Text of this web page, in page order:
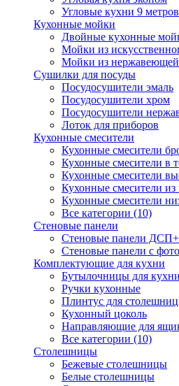
Угловые кухни 9 метров
Кухонные мойки
Двойные кухонные
Мойки из
Мойки из нержавеющей
Сушилки для посуды
Посудосушители эмаль
Посудосушители хром
Посудосушители
Лоток для приборов
Кухонные смесители
Кухонные смесители
Кухонные смесители в
Кухонные смесители
Кухонные смесители
Кухонные смесители
Все категории (10)
Стеновые панели
Стеновые панели
Стеновые панели с
Комплектующие для кухни
Бутылочницы для кухни
Ручки кухонные
Плинтус для
Кухонный цоколь
Направляющие для
Все категории (10)
Столешницы
Бежевые столешницы
Белые столешницы